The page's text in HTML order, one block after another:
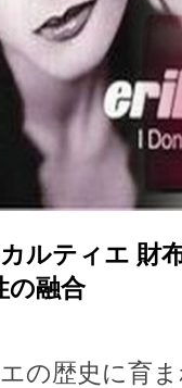
ルティエ 財
の融合
の歴史に育